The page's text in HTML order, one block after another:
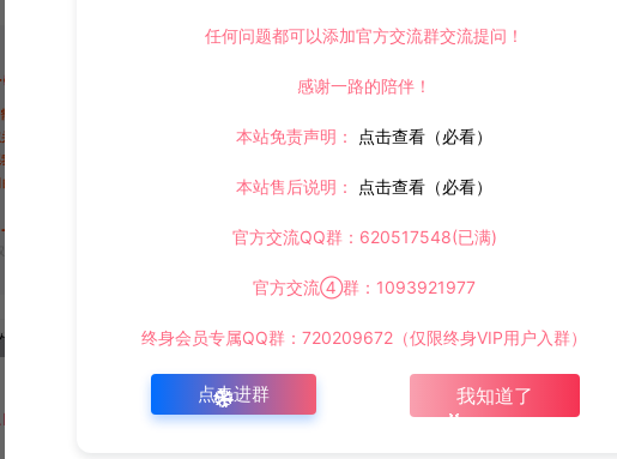
。
合法使用。
们。将会第一时间解决！
与商业用途，请大家不要用于商用！
后台修复版+邮件助手配置教程+使用教程
复制本文链接
任何问题都可以添加官方交流群交流提问！
感谢一路的陪伴！
本站免责声明： 点击查看（必看）
本站售后说明： 点击查看（必看）
官方交流QQ群：620517548(已满)
官方交流④群：1093921977
终身会员专属QQ群：720209672（仅限终身VIP用户入群）
点击进群 我知道了